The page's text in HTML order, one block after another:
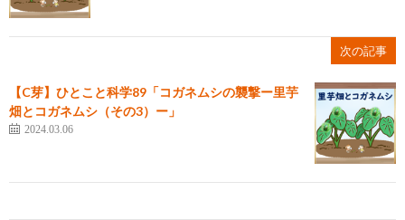
次の記事
【C芽】ひとこと科学89「コガネムシの襲撃ー里芋
畑とコガネムシ（その3）ー」
2024.03.06